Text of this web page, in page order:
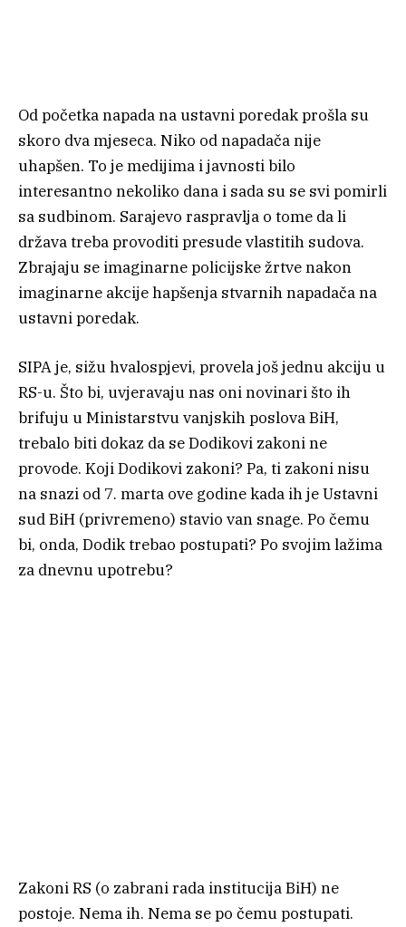
Od početka napada na ustavni poredak prošla su
skoro dva mjeseca. Niko od napadača nije
uhapšen. To je medijima i javnosti bilo
interesantno nekoliko dana i sada su se svi pomirli
sa sudbinom. Sarajevo raspravlja o tome da li
država treba provoditi presude vlastitih sudova.
Zbrajaju se imaginarne policijske žrtve nakon
imaginarne akcije hapšenja stvarnih napadača na
ustavni poredak.
SIPA je, sižu hvalospjevi, provela još jednu akciju u
RS-u. Što bi, uvjeravaju nas oni novinari što ih
brifuju u Ministarstvu vanjskih poslova BiH,
trebalo biti dokaz da se Dodikovi zakoni ne
provode. Koji Dodikovi zakoni? Pa, ti zakoni nisu
na snazi od 7. marta ove godine kada ih je Ustavni
sud BiH (privremeno) stavio van snage. Po čemu
bi, onda, Dodik trebao postupati? Po svojim lažima
za dnevnu upotrebu?
Zakoni RS (o zabrani rada institucija BiH) ne
postoje. Nema ih. Nema se po čemu postupati.